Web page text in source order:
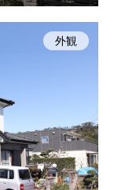
外観